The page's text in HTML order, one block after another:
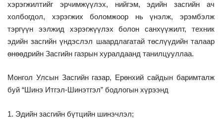
хэрэгжилтийг эрчимжүүлэх, нийгэм, эдийн засгийн ач
холбогдол, хэрэгжих боломжоор нь үнэлж, эрэмбэлж
тэргүүн ээлжид хэрэгжүүлэх болон санхүүжилт, техник
эдийн засгийн үндэслэл шаардлагатай төслүүдийн талаар
өнөөдрийн Засгийн газрын хуралдаанд танилцууллаа.
Монгол Улсын Засгийн газар, Ерөнхий сайдын баримталж
буй “Шинэ Итгэл-Шинэтгэл” бодлогын хүрээнд
1. Эдийн засгийн бүтцийн шинэчлэл;